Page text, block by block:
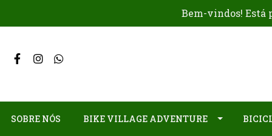
Bem-vindos! Está
SOBRE NÓS BIKE VILLAGE ADVENTURE